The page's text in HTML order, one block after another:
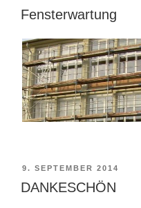
AM
Fensterwartung
VERÖFFENTLICHT
AM
9. SEPTEMBER 2014
DANKESCHÖN